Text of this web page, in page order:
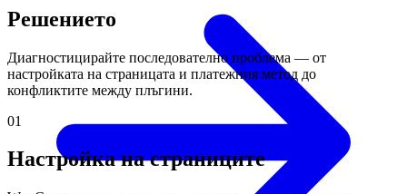
Решението
Диагностицирайте последователно проблема — от
настройката на страницата и платежния метод до
конфликтите между плъгини.
01
Настройка на страниците